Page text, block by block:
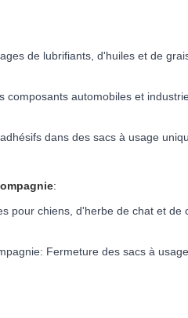
de lubrifiants, d'huiles et de
composants automobiles et
dans des sacs à usage
:
pour chiens, d'herbe de chat et de
Fermeture des sacs à